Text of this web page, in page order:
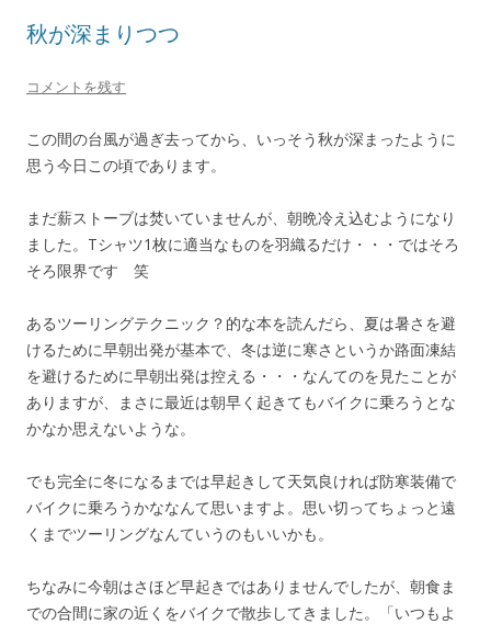
秋が深まりつつ
コメントを残す
この間の台風が過ぎ去ってから、いっそう秋が深まったように
思う今日この頃であります。
まだ薪ストーブは焚いていませんが、朝晩冷え込むようになり
ました。Tシャツ1枚に適当なものを羽織るだけ・・・ではそろ
そろ限界です 笑
あるツーリングテクニック？的な本を読んだら、夏は暑さを避
けるために早朝出発が基本で、冬は逆に寒さというか路面凍結
を避けるために早朝出発は控える・・・なんてのを見たことが
ありますが、まさに最近は朝早く起きてもバイクに乗ろうとな
かなか思えないような。
でも完全に冬になるまでは早起きして天気良ければ防寒装備で
バイクに乗ろうかななんて思いますよ。思い切ってちょっと遠
くまでツーリングなんていうのもいいかも。
ちなみに今朝はさほど早起きではありませんでしたが、朝食ま
での合間に家の近くをバイクで散歩してきました。「いつもよ